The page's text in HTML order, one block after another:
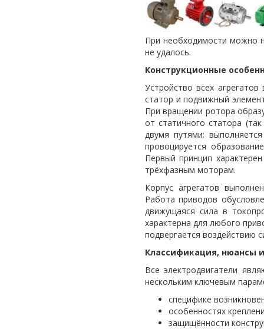
При необходимости можно
не удалось.
Конструкционные
Устройство всех
статор и подвижный
При вращении ротора
от статичного статора
двумя путями:
провоцируется
Первый принцип
трёхфазным моторам.
Корпус агрегатов
Работа приводов
движущаяся сила в
характерна для любого
подвергается воздействию
Классификация, нюансы
Все электродвигатели
нескольким ключевым
специфике
особенностях
защищённости